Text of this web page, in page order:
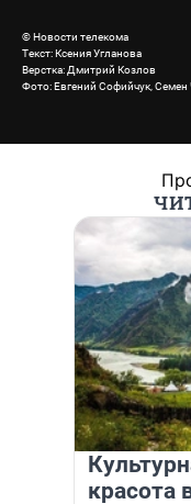
© Новости телекома
Текст: Ксения Угланова
Верстка: Дмитрий Козлов
Фото: Евгений Софийчук, Семен
красота